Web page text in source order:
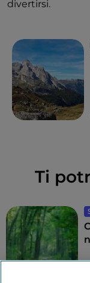
divertirsi.
Ti